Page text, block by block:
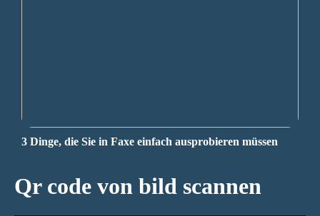
3 Dinge, die Sie in Faxe einfach ausprobieren müssen
Qr code von bild scannen